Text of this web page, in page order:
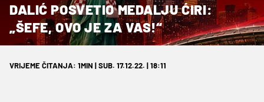
DALIĆ POSVETIO MEDALJU ĆIRI:
„ŠEFE, OVO JE ZA VAS!“
VRIJEME ČITANJA: 1MIN | SUB. 17.12.22. | 18:11